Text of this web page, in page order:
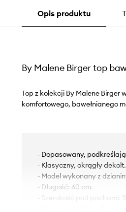
Opis produktu
By Malene Birger top
Top z kolekcji By Malene Birger
komfortowego, bawełnianego
- Dopasowany,
- Klasyczny, okrągły dekolt.
- Model wykonany z
- Długość: 60 cm.
- Szerokość pod pachami: